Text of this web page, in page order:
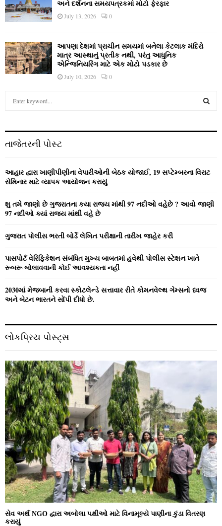
અને દર્શનના સમયપત્રકમાં મોટો ફેરફાર
July 13, 2026 0
આપણા દેશમાં પ્રાચીન સમયમાં બનેલા કેટલાક મંદિરો
માત્ર આસ્થાનું પ્રતીક નથી, પરંતુ આધુનિક
એન્જિનિયરિંગ માટે એક મોટો પડકાર છે
July 10, 2026 0
h
o
r
C
તાજેતરની પોસ્ટ
આહાર દ્વારા ખાણીપીણીના વેપારીઓની બેઠક યોજાઈ, 19 સપ્ટેમ્બરના વિરાટ
સેમિનાર માટે વ્યાપક આયોજન કરાયું
શુ તમે જાણો છે ગુજરાતના કયા રાજ્ય માંથી 97 નદીઓ વહેછે ? આવો જાણી
97 નદીઓ ક્યાં રાજ્ય માંથી વહે છે
ગુજરાત પોલીસ ભરતી બોર્ડે લેખિત પરીક્ષાની તારીખ જાહેર કરી
પાસપોર્ટ વેરિફિકેશન સંબંધિત મુખ્ય બાબતમાં હવેથી પોલીસ સ્ટેશન ખાતે
રૂબરૂ બોલાવવાની કોઈ આવશ્યકતા નહીં
2030માં મેજબાની કરવા સ્કોટલેન્ડે સત્તાવાર રીતે કોમનવેલ્થ ગેમ્સનો ધ્વજ
અને બેટન ભારતને સોંપી દીધો છે.
લોકપ્રિય પોસ્ટ્સ
સેવ અર્થ NGO દ્વારા અબોલા પક્ષીઓ માટે વિનામૂલ્યે પાણીના કુંડા વિતરણ
કરાયું